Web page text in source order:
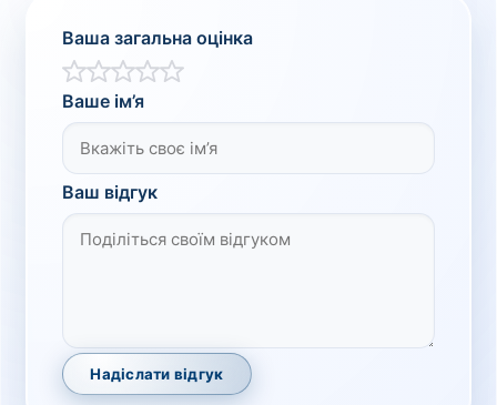
Ваша загальна оцінка
Ваше ім’я
Ваш відгук
Надіслати відгук